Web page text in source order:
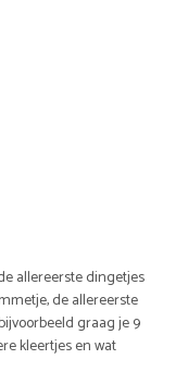
allereerste dingetjes
de allereerste
graag je 9
kleertjes en wat